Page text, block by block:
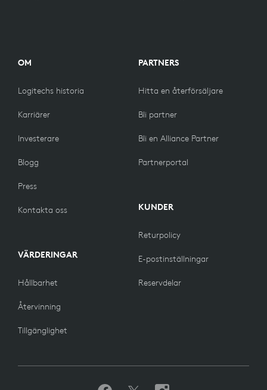
OM
Logitechs historia
Karriärer
Investerare
Blogg
Press
Kontakta oss
VÄRDERINGAR
Hållbarhet
Återvinning
Tillgänglighet
PARTNERS
Hitta en återförsäljare
Bli partner
Bli en Alliance Partner
Partnerportal
KUNDER
Returpolicy
E-postinställningar
Reservdelar